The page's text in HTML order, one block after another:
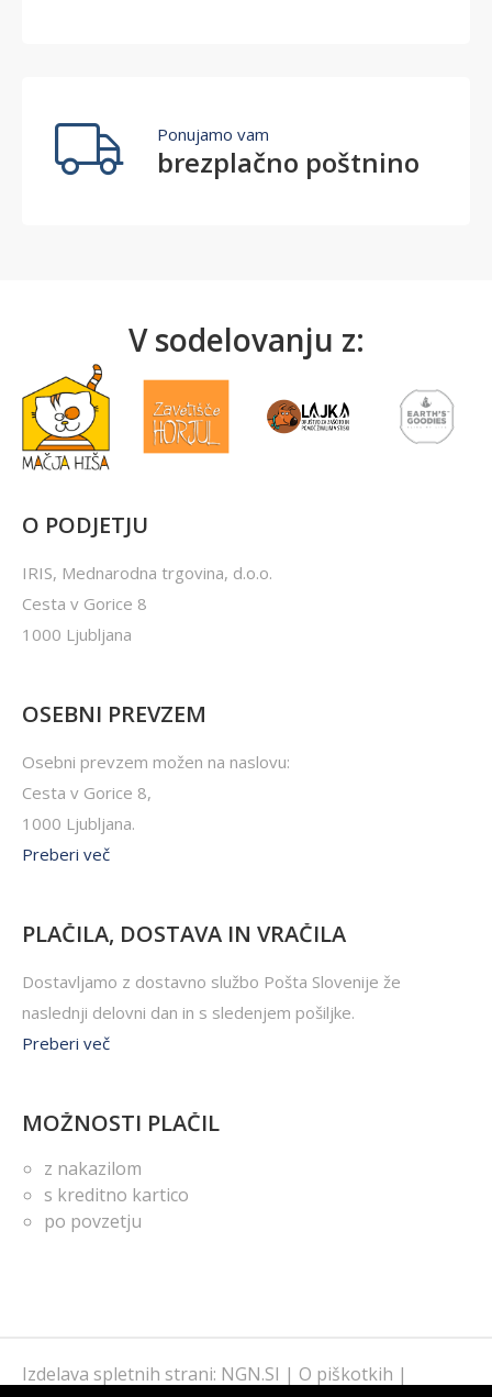
Ponujamo vam
brezplačno poštnino
V sodelovanju z:
O PODJETJU
IRIS, Mednarodna trgovina, d.o.o.
Cesta v Gorice 8
1000 Ljubljana
OSEBNI PREVZEM
Osebni prevzem možen na naslovu:
Cesta v Gorice 8,
1000 Ljubljana.
Preberi več
PLAČILA, DOSTAVA IN VRAČILA
Dostavljamo z dostavno službo Pošta Slovenije že
naslednji delovni dan in s sledenjem pošiljke.
Preberi več
MOŽNOSTI PLAČIL
z nakazilom
s kreditno kartico
po povzetju
Izdelava spletnih strani: NGN.SI | O piškotkih |